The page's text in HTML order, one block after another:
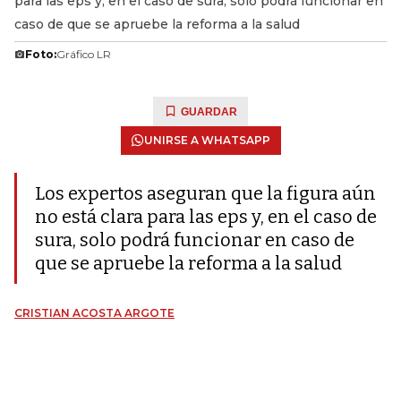
caso de que se apruebe la reforma a la salud
Foto:Gráfico LR
GUARDAR
UNIRSE A WHATSAPP
Los expertos aseguran que la figura aún
no está clara para las eps y, en el caso de
sura, solo podrá funcionar en caso de
que se apruebe la reforma a la salud
CRISTIAN ACOSTA ARGOTE